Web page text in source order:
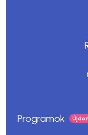
Programok